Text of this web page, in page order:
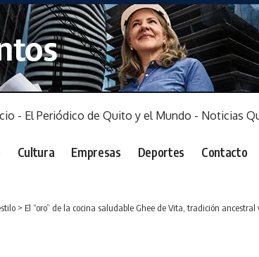
Cultura Empresas Deportes Contacto
> El “oro” de la cocina saludable Ghee de Vita, tradición